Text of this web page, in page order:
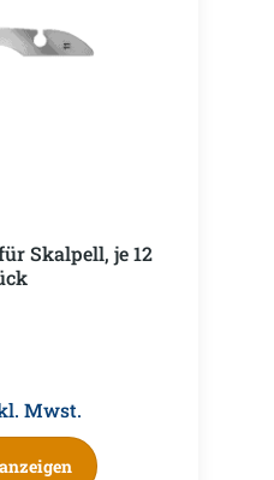
Skalpell, je 12
Mwst.